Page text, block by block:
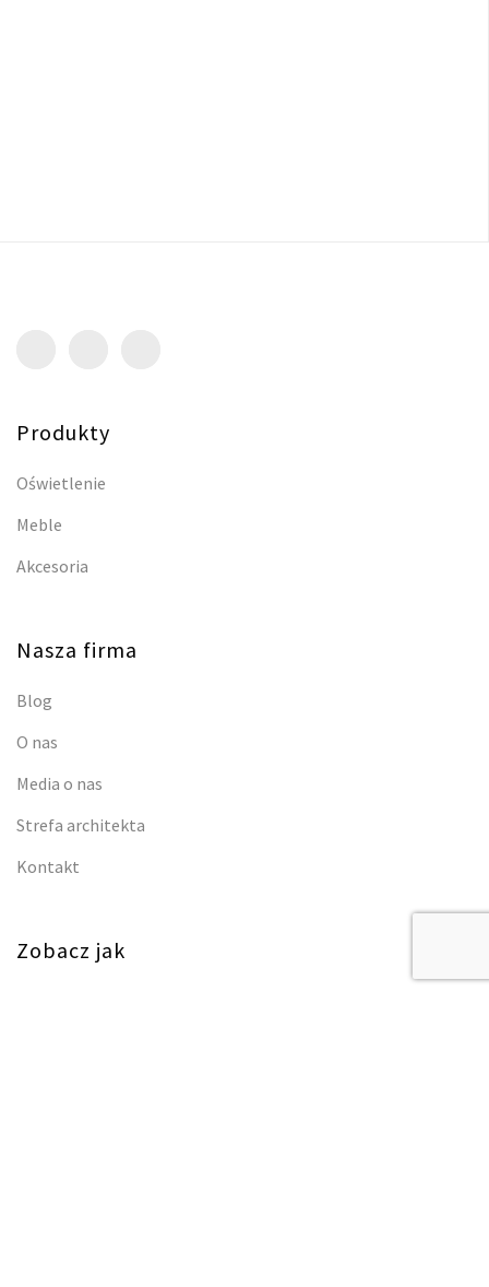
Produkty
Oświetlenie
Meble
Akcesoria
Nasza firma
Blog
O nas
Media o nas
Strefa architekta
Kontakt
Zobacz jak